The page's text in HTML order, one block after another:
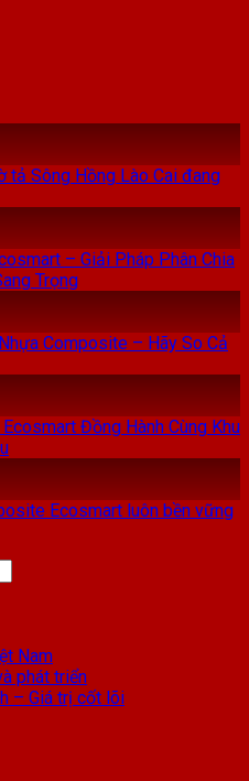
tả Sông Hồng Lào Cai đang
– Giải Pháp Phân Chia
Trọng
Composite – Hãy So Cả
Đồng Hành Cùng Khu
Ecosmart luôn bền vững
Nam
phát triển
– Giá trị cốt lõi